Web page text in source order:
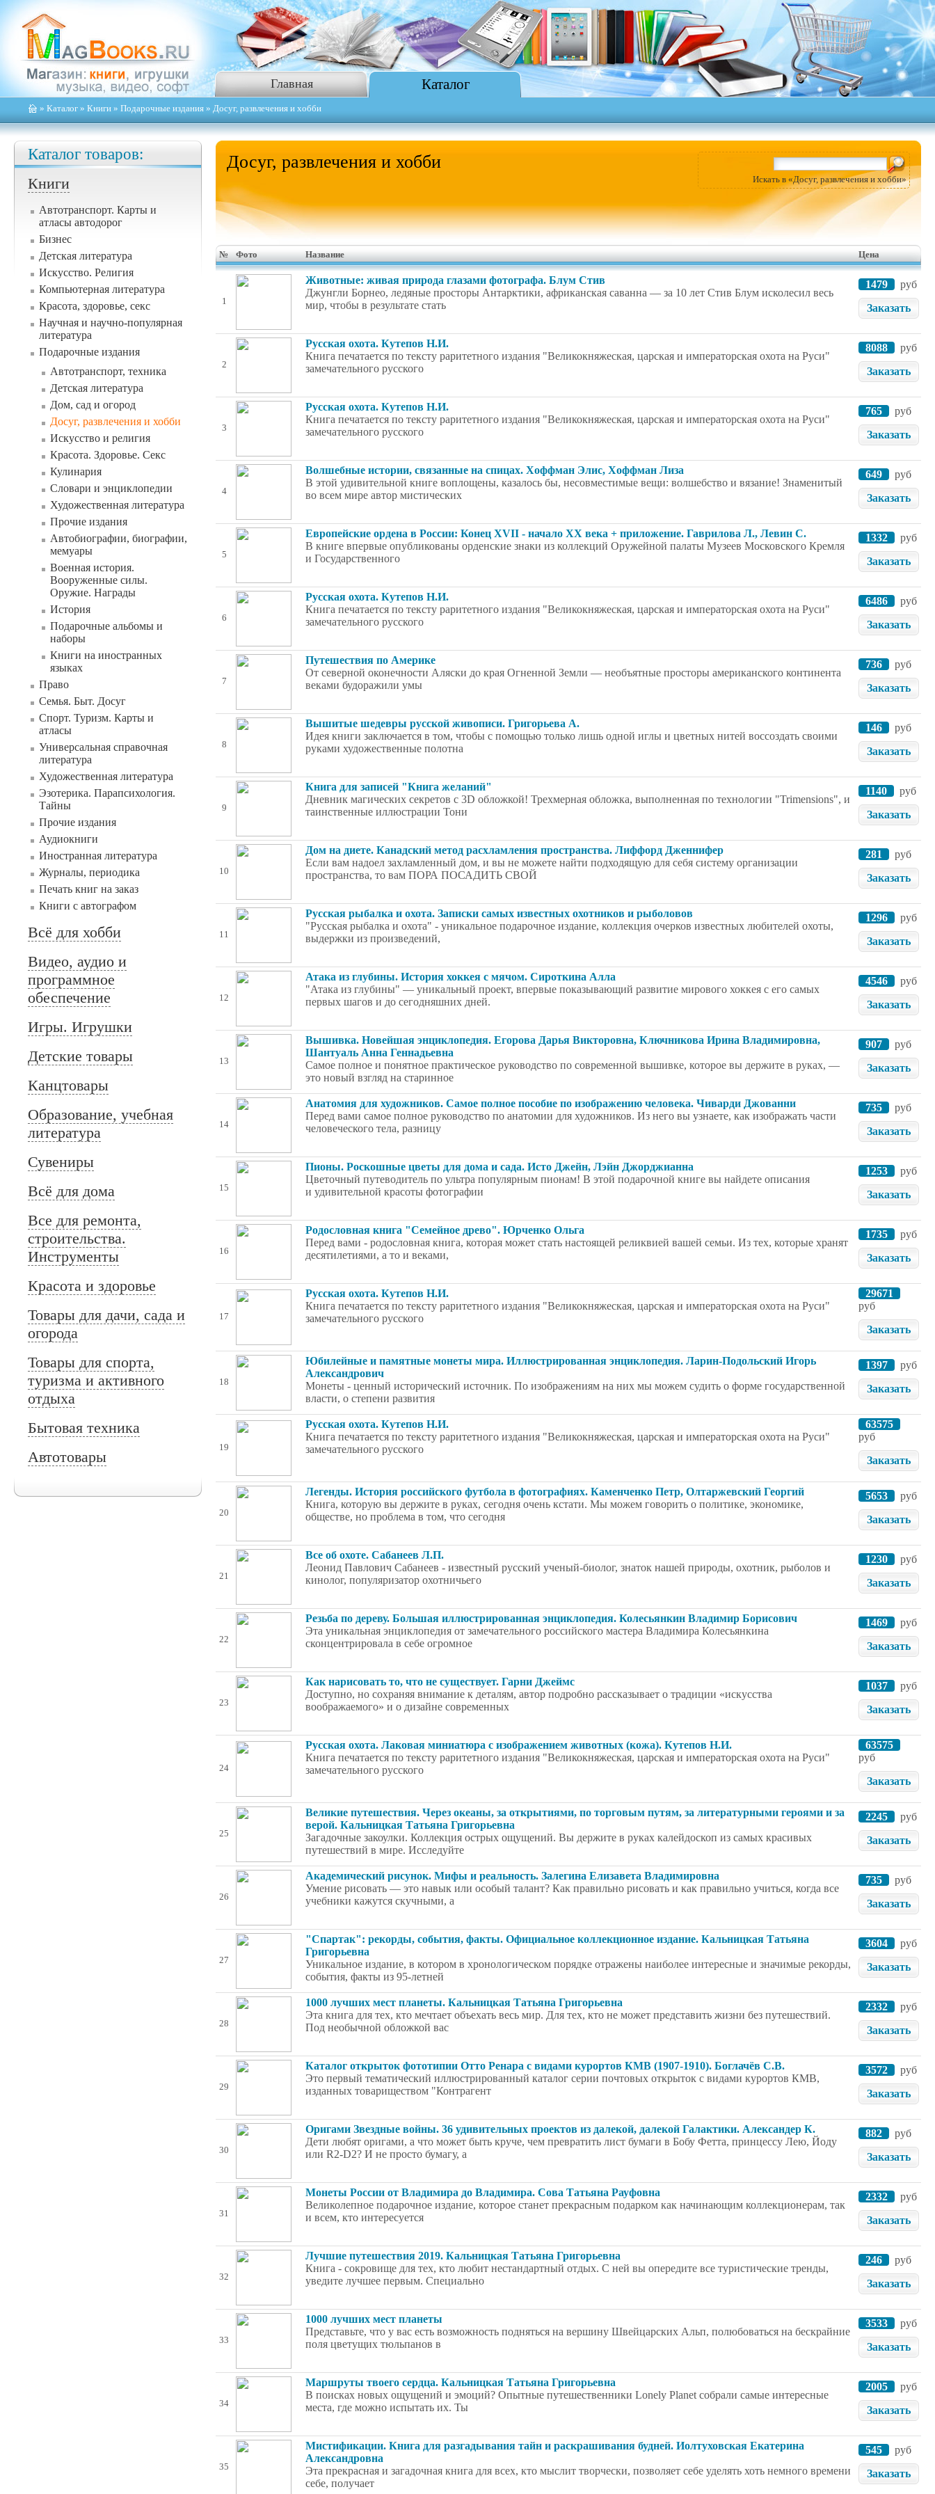
Главная Каталог
» Каталог » Книги » Подарочные издания » Досуг, развлечения и хобби
Каталог товаров:
Книги
Автотранспорт. Карты и
атласы автодорог
Бизнес
Детская литература
Искусство. Религия
Компьютерная литература
Красота, здоровье, секс
Научная и научно-популярная
литература
Подарочные издания
Автотранспорт, техника
Детская литература
Дом, сад и огород
Досуг, развлечения и хобби
Искусство и религия
Красота. Здоровье. Секс
Кулинария
Словари и энциклопедии
Художественная литература
Прочие издания
Автобиографии, биографии,
мемуары
Военная история.
Вооруженные силы.
Оружие. Награды
История
Подарочные альбомы и
наборы
Книги на иностранных
языках
Право
Семья. Быт. Досуг
Спорт. Туризм. Карты и
атласы
Универсальная справочная
литература
Художественная литература
Эзотерика. Парапсихология.
Тайны
Прочие издания
Аудиокниги
Иностранная литература
Журналы, периодика
Печать книг на заказ
Книги с автографом
Всё для хобби
Видео, аудио и
программное
обеспечение
Игры. Игрушки
Детские товары
Канцтовары
Образование, учебная
литература
Сувениры
Всё для дома
Все для ремонта,
строительства.
Инструменты
Красота и здоровье
Товары для дачи, сада и
огорода
Товары для спорта,
туризма и активного
отдыха
Бытовая техника
Автотовары
Досуг, развлечения и хобби
Искать в «Досуг, развлечения и хобби»
№ Фото Название Цена
1
Животные: живая природа глазами фотографа. Блум Стив
Джунгли Борнео, ледяные просторы Антарктики, африканская саванна — за 10 лет Стив Блум исколесил весь
мир, чтобы в результате стать
1479
руб
Заказать
2
Русская охота. Кутепов Н.И.
Книга печатается по тексту раритетного издания "Великокняжеская, царская и императорская охота на Руси"
замечательного русского
8088
руб
Заказать
3
Русская охота. Кутепов Н.И.
Книга печатается по тексту раритетного издания "Великокняжеская, царская и императорская охота на Руси"
замечательного русского
765
руб
Заказать
4
Волшебные истории, связанные на спицах. Хоффман Элис, Хоффман Лиза
В этой удивительной книге воплощены, казалось бы, несовместимые вещи: волшебство и вязание! Знаменитый
во всем мире автор мистических
649
руб
Заказать
5
Европейские ордена в России: Конец XVII - начало XX века + приложение. Гаврилова Л., Левин С.
В книге впервые опубликованы орденские знаки из коллекций Оружейной палаты Музеев Московского Кремля
и Государственного
1332
руб
Заказать
6
Русская охота. Кутепов Н.И.
Книга печатается по тексту раритетного издания "Великокняжеская, царская и императорская охота на Руси"
замечательного русского
6486
руб
Заказать
7
Путешествия по Америке
От северной оконечности Аляски до края Огненной Земли — необъятные просторы американского континента
веками будоражили умы
736
руб
Заказать
8
Вышитые шедевры русской живописи. Григорьева А.
Идея книги заключается в том, чтобы с помощью только лишь одной иглы и цветных нитей воссоздать своими
руками художественные полотна
146
руб
Заказать
9
Книга для записей "Книга желаний"
Дневник магических секретов с 3D обложкой! Трехмерная обложка, выполненная по технологии "Trimensions", и
таинственные иллюстрации Тони
1140
руб
Заказать
10
Дом на диете. Канадский метод расхламления пространства. Лиффорд Дженнифер
Если вам надоел захламленный дом, и вы не можете найти подходящую для себя систему организации
пространства, то вам ПОРА ПОСАДИТЬ СВОЙ
281
руб
Заказать
11
Русская рыбалка и охота. Записки самых известных охотников и рыболовов
"Русская рыбалка и охота" - уникальное подарочное издание, коллекция очерков известных любителей охоты,
выдержки из произведений,
1296
руб
Заказать
12
Атака из глубины. История хоккея с мячом. Сироткина Алла
"Атака из глубины" — уникальный проект, впервые показывающий развитие мирового хоккея с его самых
первых шагов и до сегодняшних дней.
4546
руб
Заказать
13
Вышивка. Новейшая энциклопедия. Егорова Дарья Викторовна, Ключникова Ирина Владимировна,
Шантуаль Анна Геннадьевна
Самое полное и понятное практическое руководство по современной вышивке, которое вы держите в руках, —
это новый взгляд на старинное
907
руб
Заказать
14
Анатомия для художников. Самое полное пособие по изображению человека. Чиварди Джованни
Перед вами самое полное руководство по анатомии для художников. Из него вы узнаете, как изображать части
человеческого тела, разницу
735
руб
Заказать
15
Пионы. Роскошные цветы для дома и сада. Исто Джейн, Лэйн Джорджианна
Цветочный путеводитель по ультра популярным пионам! В этой подарочной книге вы найдете описания
и удивительной красоты фотографии
1253
руб
Заказать
16
Родословная книга "Семейное древо". Юрченко Ольга
Перед вами - родословная книга, которая может стать настоящей реликвией вашей семьи. Из тех, которые хранят
десятилетиями, а то и веками,
1735
руб
Заказать
17
Русская охота. Кутепов Н.И.
Книга печатается по тексту раритетного издания "Великокняжеская, царская и императорская охота на Руси"
замечательного русского
29671
руб
Заказать
18
Юбилейные и памятные монеты мира. Иллюстрированная энциклопедия. Ларин-Подольский Игорь
Александрович
Монеты - ценный исторический источник. По изображениям на них мы можем судить о форме государственной
власти, о степени развития
1397
руб
Заказать
19
Русская охота. Кутепов Н.И.
Книга печатается по тексту раритетного издания "Великокняжеская, царская и императорская охота на Руси"
замечательного русского
63575
руб
Заказать
20
Легенды. История российского футбола в фотографиях. Каменченко Петр, Олтаржевский Георгий
Книга, которую вы держите в руках, сегодня очень кстати. Мы можем говорить о политике, экономике,
обществе, но проблема в том, что сегодня
5653
руб
Заказать
21
Все об охоте. Сабанеев Л.П.
Леонид Павлович Сабанеев - известный русский ученый-биолог, знаток нашей природы, охотник, рыболов и
кинолог, популяризатор охотничьего
1230
руб
Заказать
22
Резьба по дереву. Большая иллюстрированная энциклопедия. Колесьянкин Владимир Борисович
Эта уникальная энциклопедия от замечательного российского мастера Владимира Колесьянкина
сконцентрировала в себе огромное
1469
руб
Заказать
23
Как нарисовать то, что не существует. Гарни Джеймс
Доступно, но сохраняя внимание к деталям, автор подробно рассказывает о традиции «искусства
воображаемого» и о дизайне современных
1037
руб
Заказать
24
Русская охота. Лаковая миниатюра с изображением животных (кожа). Кутепов Н.И.
Книга печатается по тексту раритетного издания "Великокняжеская, царская и императорская охота на Руси"
замечательного русского
63575
руб
Заказать
25
Великие путешествия. Через океаны, за открытиями, по торговым путям, за литературными героями и за
верой. Кальницкая Татьяна Григорьевна
Загадочные закоулки. Коллекция острых ощущений. Вы держите в руках калейдоскоп из самых красивых
путешествий в мире. Исследуйте
2245
руб
Заказать
26
Академический рисунок. Мифы и реальность. Залегина Елизавета Владимировна
Умение рисовать — это навык или особый талант? Как правильно рисовать и как правильно учиться, когда все
учебники кажутся скучными, а
735
руб
Заказать
27
"Спартак": рекорды, события, факты. Официальное коллекционное издание. Кальницкая Татьяна
Григорьевна
Уникальное издание, в котором в хронологическом порядке отражены наиболее интересные и значимые рекорды,
события, факты из 95-летней
3604
руб
Заказать
28
1000 лучших мест планеты. Кальницкая Татьяна Григорьевна
Эта книга для тех, кто мечтает объехать весь мир. Для тех, кто не может представить жизни без путешествий.
Под необычной обложкой вас
2332
руб
Заказать
29
Каталог открыток фототипии Отто Ренара с видами курортов КМВ (1907-1910). Боглачёв С.В.
Это первый тематический иллюстрированный каталог серии почтовых открыток с видами курортов КМВ,
изданных товариществом "Контрагент
3572
руб
Заказать
30
Оригами Звездные войны. 36 удивительных проектов из далекой, далекой Галактики. Александер К.
Дети любят оригами, а что может быть круче, чем превратить лист бумаги в Бобу Фетта, принцессу Лею, Йоду
или R2-D2? И не просто бумагу, а
882
руб
Заказать
31
Монеты России от Владимира до Владимира. Сова Татьяна Рауфовна
Великолепное подарочное издание, которое станет прекрасным подарком как начинающим коллекционерам, так
и всем, кто интересуется
2332
руб
Заказать
32
Лучшие путешествия 2019. Кальницкая Татьяна Григорьевна
Книга - сокровище для тех, кто любит нестандартный отдых. С ней вы опередите все туристические тренды,
уведите лучшее первым. Специально
246
руб
Заказать
33
1000 лучших мест планеты
Представьте, что у вас есть возможность подняться на вершину Швейцарских Альп, полюбоваться на бескрайние
поля цветущих тюльпанов в
3533
руб
Заказать
34
Маршруты твоего сердца. Кальницкая Татьяна Григорьевна
В поисках новых ощущений и эмоций? Опытные путешественники Lonely Planet собрали самые интересные
места, где можно испытать их. Ты
2005
руб
Заказать
35
Мистификации. Книга для разгадывания тайн и раскрашивания будней. Иолтуховская Екатерина
Александровна
Эта прекрасная и загадочная книга для всех, кто мыслит творчески, позволяет себе уделять хоть немного времени
себе, получает
545
руб
Заказать